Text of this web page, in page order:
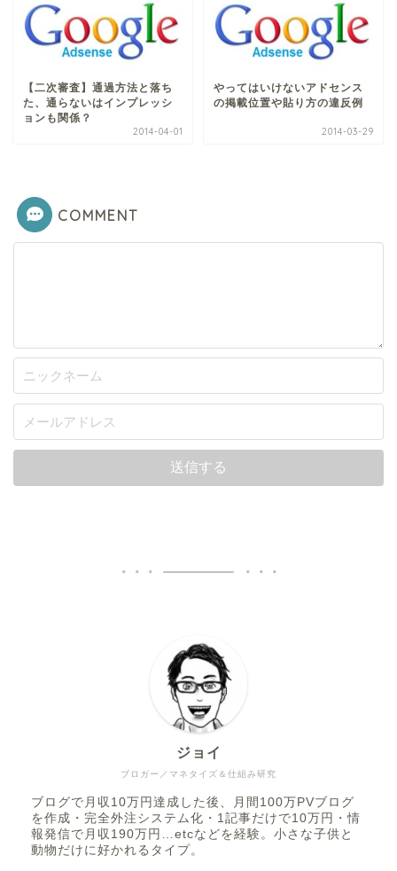
【二次審査】通過方法と落ち
た、通らないはインプレッシ
ョンも関係？
2014-04-01
やってはいけないアドセンス
の掲載位置や貼り方の違反例
2014-03-29
COMMENT
ブロガー／マネタイズ＆仕組み研究
ジョイ
ブログで月収10万円達成した後、月間100万PVブログ
を作成・完全外注システム化・1記事だけで10万円・情
報発信で月収190万円…etcなどを経験。小さな子供と
動物だけに好かれるタイプ。